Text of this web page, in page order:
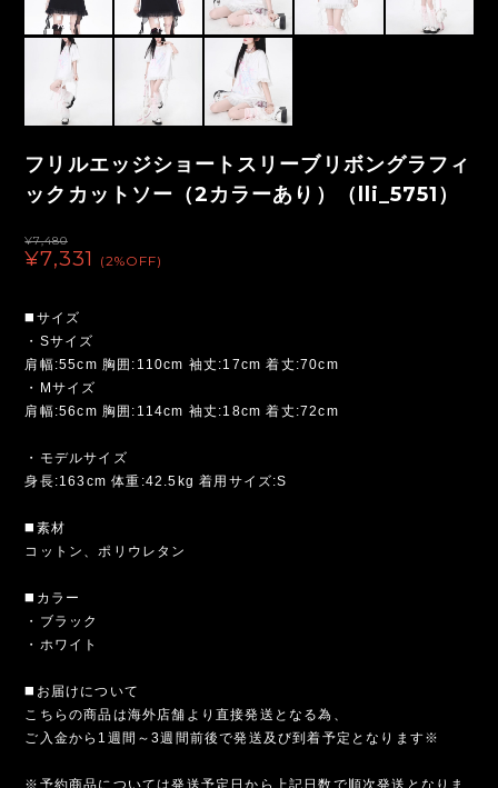
フリルエッジショートスリーブリボングラフィ
ックカットソー（2カラーあり）（lli_5751）
¥7,480
¥7,331 (2%OFF)
◼️サイズ
・Sサイズ
肩幅:55cm 胸囲:110cm 袖丈:17cm 着丈:70cm
・Mサイズ
肩幅:56cm 胸囲:114cm 袖丈:18cm 着丈:72cm
・モデルサイズ
身長:163cm 体重:42.5kg 着用サイズ:S
◼️素材
コットン、ポリウレタン
◼️カラー
・ブラック
・ホワイト
◼️お届けについて
こちらの商品は海外店舗より直接発送となる為、
ご入金から1週間～3週間前後で発送及び到着予定となります※
※予約商品については発送予定日から上記日数で順次発送となりま